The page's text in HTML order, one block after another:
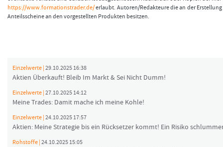
https://www.formationstrader.de/erlaubt. Autoren/Redakteure die an der
Anteilsscheine an den vorgestellten Produkten besitzen.
Einzelwerte | 29.10.2025 16:38
Aktien Überkauft! Bleib Im Markt & Sei Nicht Dumm!
Einzelwerte | 27.10.2025 14:12
Meine Trades: Damit mache ich meine Kohle!
Einzelwerte | 24.10.2025 17:57
Aktien: Meine Strategie bis ein Rücksetzer kommt! Ein Risiko
Rohstoffe | 24.10.2025 15:05